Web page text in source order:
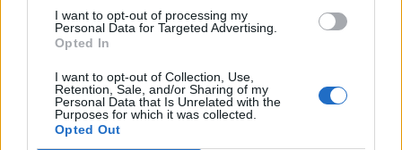
I want to opt-out of processing my
Personal Data for Targeted Advertising.
Opted In
I want to opt-out of Collection, Use,
Retention, Sale, and/or Sharing of my
Personal Data that Is Unrelated with the
Purposes for which it was collected.
Opted Out